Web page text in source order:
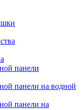
панели
панели на водной
панели на